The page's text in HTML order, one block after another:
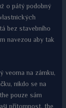
o pátý podobný
bez stavebního
navezou aby tak
veoma na zámku,
nikdo se na
pouze sám